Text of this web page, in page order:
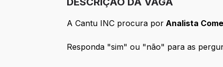
A Cantu INC procura por Analista
Responda "sim" ou "não" para as